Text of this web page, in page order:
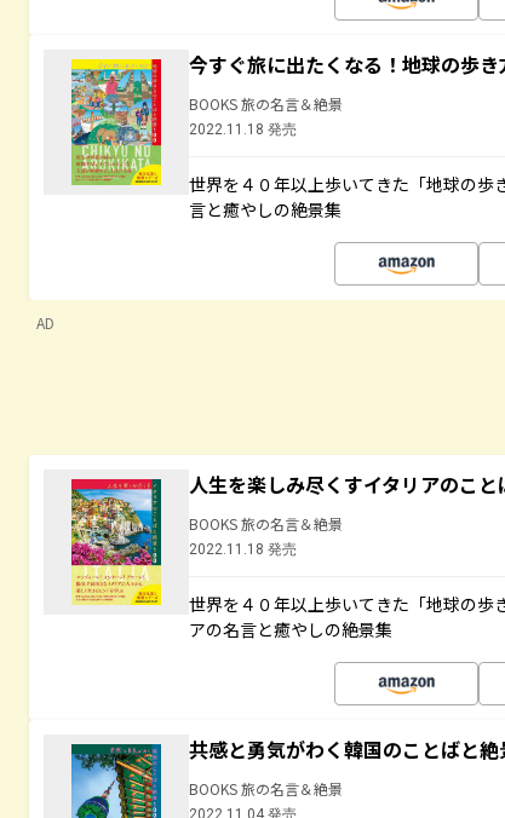
今すぐ旅に出たくなる！地球の歩
BOOKS 旅の名言＆絶景
2022.11.18 発売
世界を４０年以上歩いてきた「地球の歩
言と癒やしの絶景集
AD
人生を楽しみ尽くすイタリアのこと
BOOKS 旅の名言＆絶景
2022.11.18 発売
世界を４０年以上歩いてきた「地球の歩
アの名言と癒やしの絶景集
共感と勇気がわく韓国のことばと絶
BOOKS 旅の名言＆絶景
2022.11.04 発売